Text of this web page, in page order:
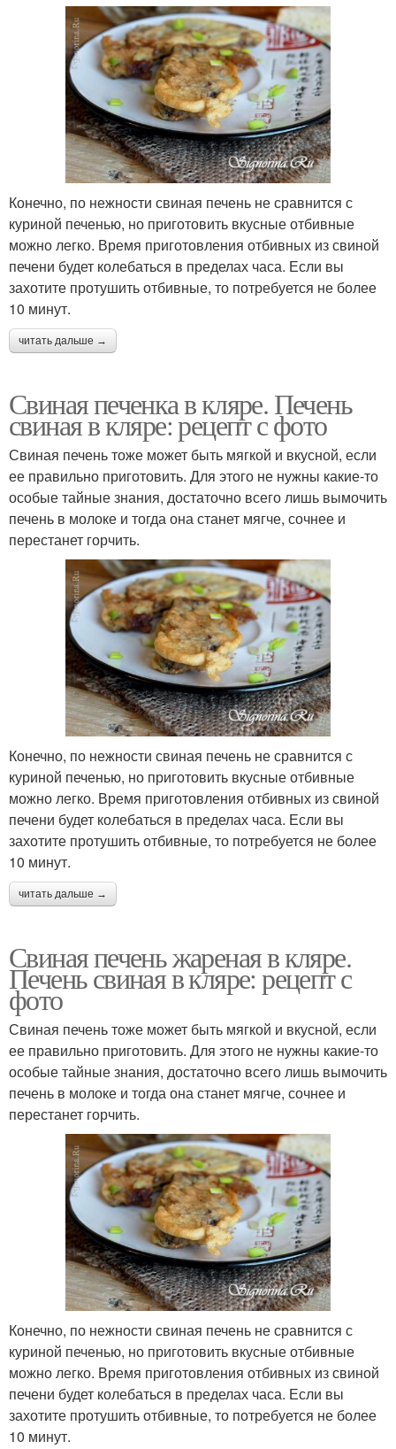
Конечно, по нежности свиная печень не сравнится с
куриной печенью, но приготовить вкусные отбивные
можно легко. Время приготовления отбивных из свиной
печени будет колебаться в пределах часа. Если вы
захотите протушить отбивные, то потребуется не более
10 минут.
читать дальше →
Свиная печенка в кляре. Печень
свиная в кляре: рецепт с фото
Свиная печень тоже может быть мягкой и вкусной, если
ее правильно приготовить. Для этого не нужны какие-то
особые тайные знания, достаточно всего лишь вымочить
печень в молоке и тогда она станет мягче, сочнее и
перестанет горчить.
Конечно, по нежности свиная печень не сравнится с
куриной печенью, но приготовить вкусные отбивные
можно легко. Время приготовления отбивных из свиной
печени будет колебаться в пределах часа. Если вы
захотите протушить отбивные, то потребуется не более
10 минут.
читать дальше →
Свиная печень жареная в кляре.
Печень свиная в кляре: рецепт с
фото
Свиная печень тоже может быть мягкой и вкусной, если
ее правильно приготовить. Для этого не нужны какие-то
особые тайные знания, достаточно всего лишь вымочить
печень в молоке и тогда она станет мягче, сочнее и
перестанет горчить.
Конечно, по нежности свиная печень не сравнится с
куриной печенью, но приготовить вкусные отбивные
можно легко. Время приготовления отбивных из свиной
печени будет колебаться в пределах часа. Если вы
захотите протушить отбивные, то потребуется не более
10 минут.